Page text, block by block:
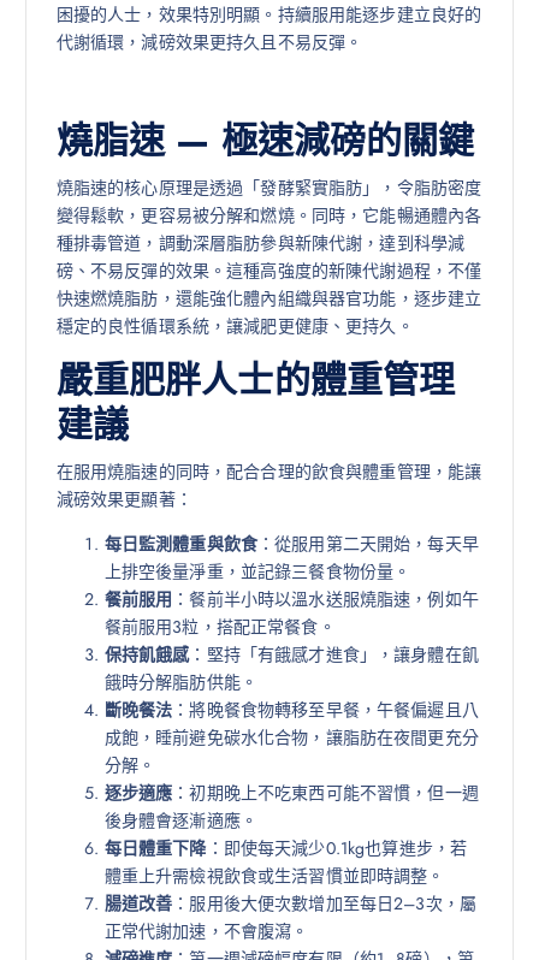
困擾的人士，效果特別明顯。持續服用能逐步建立良好的
代謝循環，減磅效果更持久且不易反彈。
燒脂速 — 極速減磅的關鍵
燒脂速的核心原理是透過「發酵緊實脂肪」，令脂肪密度
變得鬆軟，更容易被分解和燃燒。同時，它能暢通體內各
種排毒管道，調動深層脂肪參與新陳代謝，達到科學減
磅、不易反彈的效果。這種高強度的新陳代謝過程，不僅
快速燃燒脂肪，還能強化體內組織與器官功能，逐步建立
穩定的良性循環系統，讓減肥更健康、更持久。
嚴重肥胖人士的體重管理
建議
在服用燒脂速的同時，配合合理的飲食與體重管理，能讓
減磅效果更顯著：
每日監測體重與飲食：從服用第二天開始，每天早
上排空後量淨重，並記錄三餐食物份量。
餐前服用 ：餐前半小時以溫水送服燒脂速，例如午
餐前服用3粒，搭配正常餐食。
保持飢餓感：堅持「有餓感才進食」，讓身體在飢
餓時分解脂肪供能。
斷晚餐法 ：將晚餐食物轉移至早餐，午餐偏遲且八
成飽，睡前避免碳水化合物，讓脂肪在夜間更充分
分解。
逐步適應 ：初期晚上不吃東西可能不習慣，但一週
後身體會逐漸適應。
每日體重下降：即使每天減少0.1kg也算進步，若
體重上升需檢視飲食或生活習慣並即時調整。
腸道改善 ：服用後大便次數增加至每日2–3次，屬
正常代謝加速，不會腹瀉。